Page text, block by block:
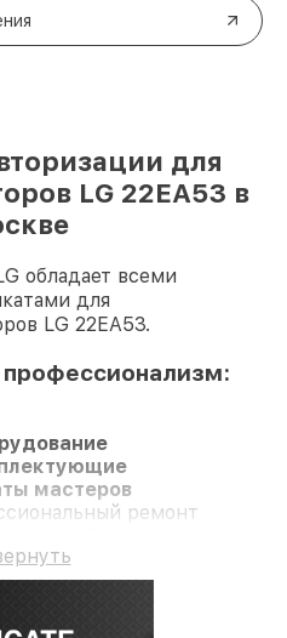
для
LG 22EA53 в
обладает всеми
для
LG 22EA53.
мастеров
ремонт